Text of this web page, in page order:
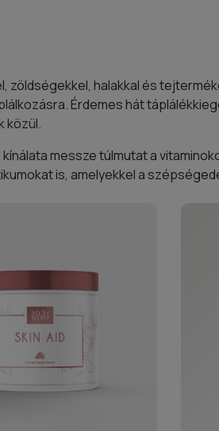
zöldségekkel, halakkal és
Érdemes hát
közül.
kínálata messze túlmutat a
is, amelyekkel a